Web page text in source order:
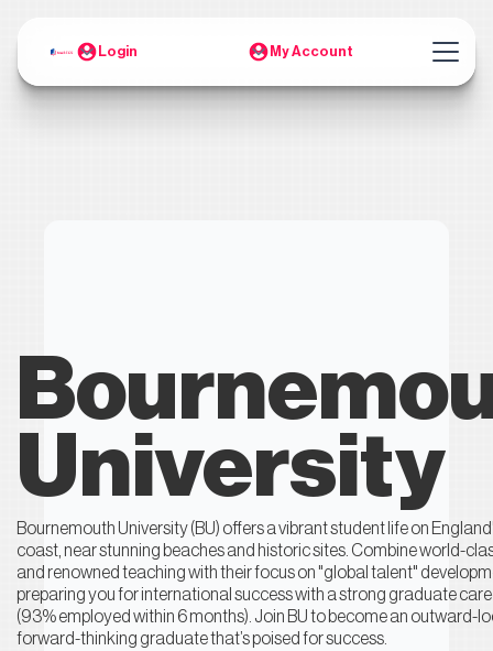
Login My Account
University
Bournemouth University (BU) offers a vibrant student life on
coast, near stunning beaches and historic sites. Combine world-
and renowned teaching with their focus on "global talent"
preparing you for international success with a strong graduate
(93% employed within 6 months). Join BU to become an outward-
forward-thinking graduate that’s poised for success.